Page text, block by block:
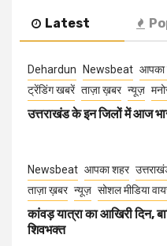
Latest
Dehardun Newsbeat आपका
ट्रेंडिंग खबरें ताज़ा ख़बर न्यूज़
उत्तराखंड के इन जिलों में आज
Newsbeat आपका शहर
ताज़ा ख़बर न्यूज़ सोशल मीडिया
कांवड़ यात्रा का आखिरी दिन,
शिवभक्त